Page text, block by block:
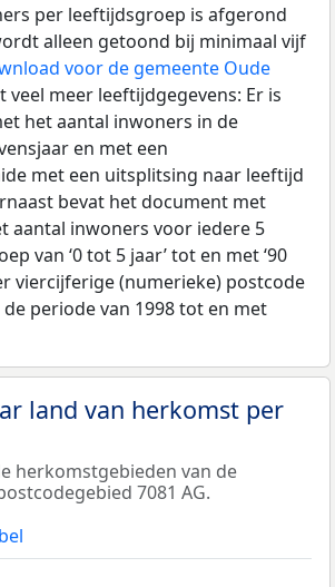
per leeftijdsgroep is afgerond
alleen getoond bij minimaal vijf
voor de gemeente Oude
veel meer leeftijdgegevens: Er is
het aantal inwoners in de
en met een
met een uitsplitsing naar leeftijd
bevat het document met
aantal inwoners voor iedere 5
van ‘0 tot 5 jaar’ tot en met ‘90
viercijferige (numerieke) postcode
periode van 1998 tot en met
land van herkomst per
herkomstgebieden van de
7081 AG.